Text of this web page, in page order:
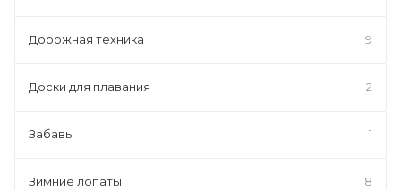
Дорожная техника 9
Доски для плавания 2
Забавы 1
Зимние лопаты 8